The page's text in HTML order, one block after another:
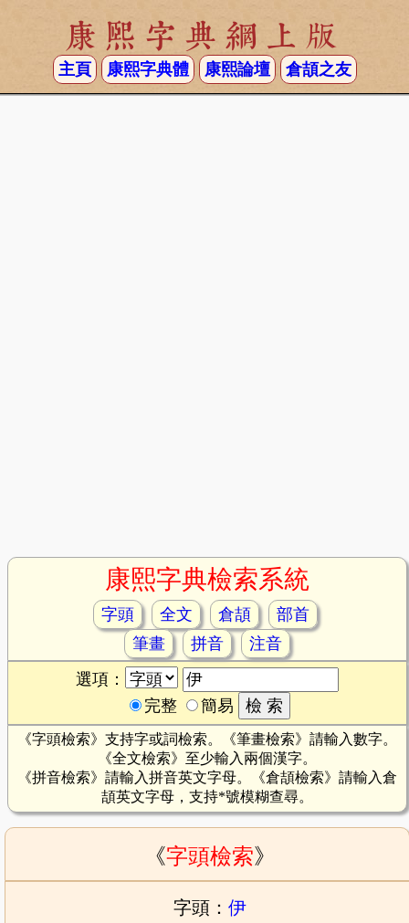
康熙字典網上版
主頁 康熙字典體 康熙論壇 倉頡之友
康熙字典檢索系統
字頭 全文 倉頡
部首
筆畫
拼音
注音
選項：
完整
簡易
《字頭檢索》支持字或詞檢索。《筆畫檢索》請輸入數字。
《全文檢索》至少輸入兩個漢字。
《拼音檢索》請輸入拼音英文字母。《倉頡檢索》請輸入倉
頡英文字母，支持*號模糊查尋。
《字頭檢索》
字頭： 伊